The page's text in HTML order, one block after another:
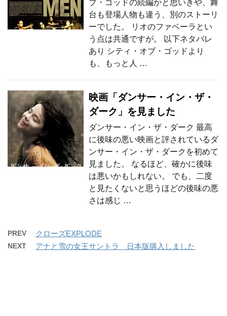
ブ・ゴッドの続編かと思いきや、舞
台も登場人物も違う、別のストーリ
ーでした。 リオのファベーラとい
う点は共通ですが。 以下ネタバレ
あり シティ・オブ・ゴッドより
も、もっと人 …
映画「ダンサー・イン・ザ・
ダーク」を見ました
ダンサー・イン・ザ・ダーク 最高
に後味の悪い映画と評されているダ
ンサー・イン・ザ・ダークを初めて
見ました。 なるほど、確かに後味
は悪いかもしれない。 でも、二度
と見たくないと思うほどの後味の悪
さは感じ …
PREV クローズEXPLODE
NEXT アナと雪の女王サントラ 日本版購入しました